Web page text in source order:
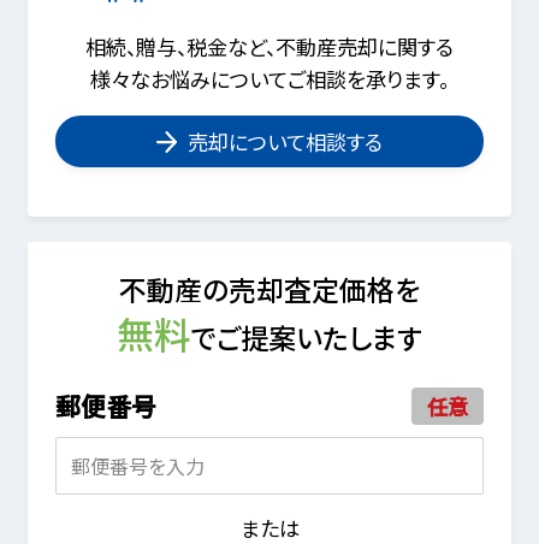
相続、贈与、税金など、不動産売却に関する
様々なお悩みについてご相談を承ります。
売却について相談する
不動産の売却査定価格を
無料でご提案いたします
郵便番号 任意
または